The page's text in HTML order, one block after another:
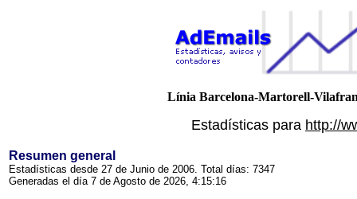
Línia Barcelona-Martorell-
Estadísticas para http://
Resumen general
Estadísticas desde 27 de Junio de 2006. Total días: 7347
Generadas el día 7 de Agosto de 2026, 4:15:16